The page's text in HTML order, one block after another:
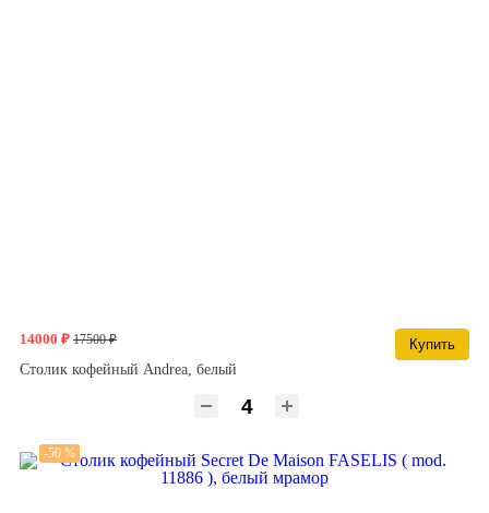
14000 ₽ 17500 ₽
Купить
Столик кофейный Andrea, белый
-50 %